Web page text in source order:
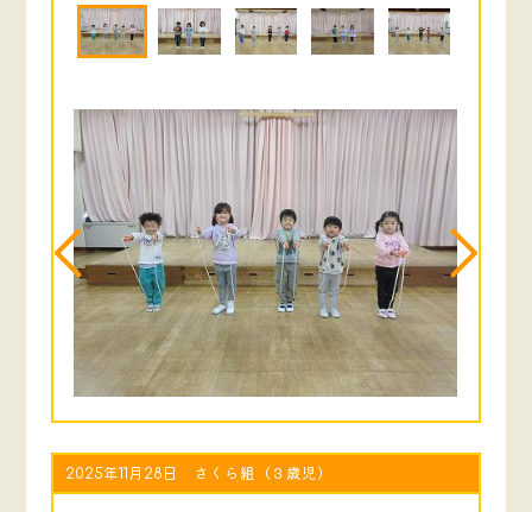
2025年11月28日 さくら組（３歳児）